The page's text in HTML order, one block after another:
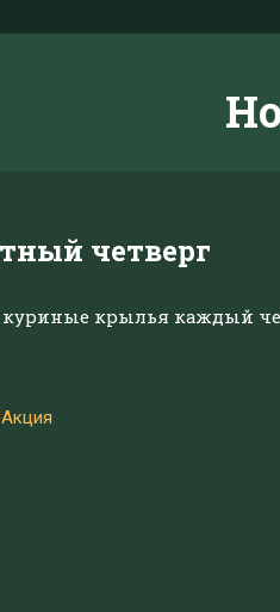
четверг
крылья каждый